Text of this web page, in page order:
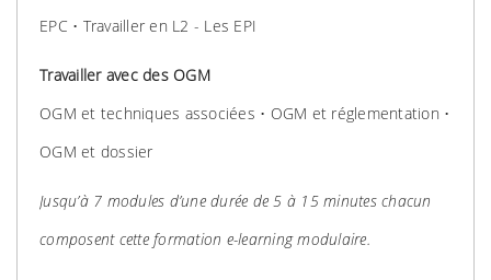
EPC • Travailler en L2 - Les EPI
Travailler avec des OGM
OGM et techniques associées • OGM et réglementation •
OGM et dossier
Jusqu’à 7 modules d’une durée de 5 à 15 minutes chacun
composent cette formation e-learning modulaire.